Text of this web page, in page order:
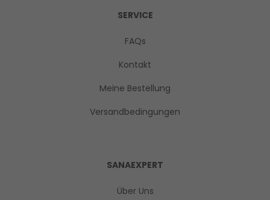
SERVICE
FAQs
Kontakt
Meine Bestellung
Versandbedingungen
SANAEXPERT
Über Uns